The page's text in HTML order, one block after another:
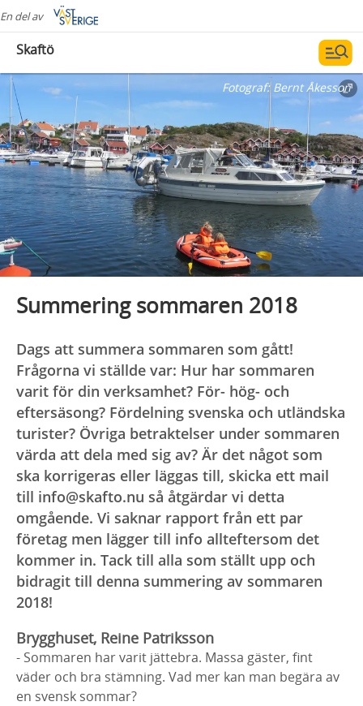
En del av
Skaftö
Fotograf:Bernt Åkesson
Summering sommaren 2018
Dags att summera sommaren som gått!
Frågorna vi ställde var: Hur har sommaren
varit för din verksamhet? För- hög- och
eftersäsong? Fördelning svenska och utländska
turister? Övriga betraktelser under sommaren
värda att dela med sig av? Är det något som
ska korrigeras eller läggas till, skicka ett mail
till info@skafto.nu så åtgärdar vi detta
omgående. Vi saknar rapport från ett par
företag men lägger till info allteftersom det
kommer in. Tack till alla som ställt upp och
bidragit till denna summering av sommaren
2018!
Brygghuset, Reine Patriksson
- Sommaren har varit jättebra. Massa gäster, fint
väder och bra stämning. Vad mer kan man begära av
en svensk sommar?